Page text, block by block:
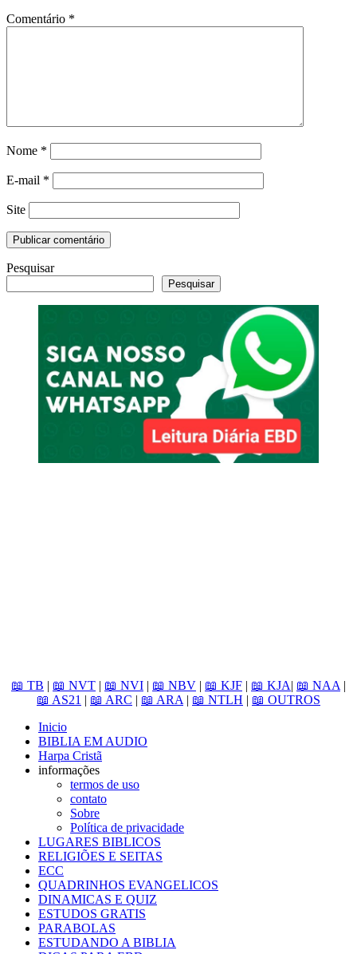
Comentário *
Nome *
E-mail *
Site
Pesquisar
Pesquisar
📖 TB | 📖 NVT | 📖 NVI | 📖 NBV | 📖 KJF | 📖 KJA| 📖 NAA |
📖 AS21 | 📖 ARC | 📖 ARA | 📖 NTLH | 📖 OUTROS
Inicio
BIBLIA EM AUDIO
Harpa Cristã
informações
termos de uso
contato
Sobre
Política de privacidade
LUGARES BIBLICOS
RELIGIÕES E SEITAS
ECC
QUADRINHOS EVANGELICOS
DINAMICAS E QUIZ
ESTUDOS GRATIS
PARABOLAS
ESTUDANDO A BIBLIA